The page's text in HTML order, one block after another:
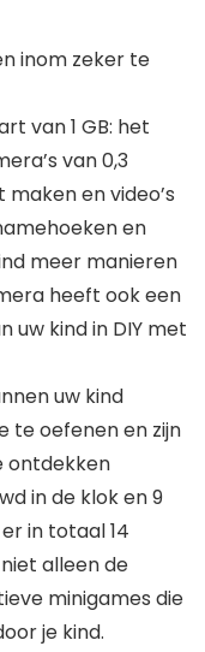
inom zeker te
van 1 GB: het
van 0,3
en video’s
en
meer manieren
heeft ook een
uw kind in DIY met
uw kind
te oefenen en zijn
ontdekken
in de klok en 9
in totaal 14
alleen de
minigames die
je kind.